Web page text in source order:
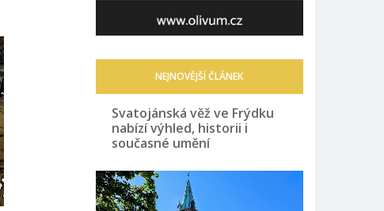
NEJNOVĚJŠÍ ČLÁNEK
Svatojánská věž ve Frýdku
nabízí výhled, historii i
současné umění